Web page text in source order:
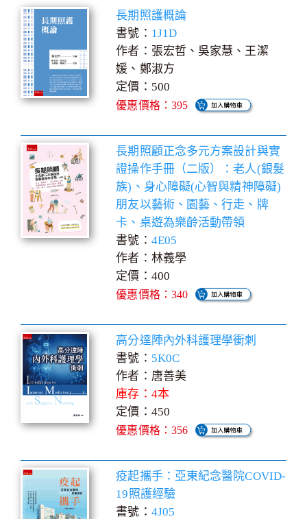
長期照護概論
書號： 1J1D
作者：張宏哲、吳家慧、王潔
媛、鄭淑方
定價：500
優惠價格：395
長期照顧正念多元方案設計與實
證操作手冊（二版）：老人(銀髮
族)、身心障礙(心智與精神障礙)
朋友以藝術、園藝、行走、牌
卡、桌遊為樂齡活動帶領
書號： 4E05
作者：林義學
定價：400
優惠價格：340
高分達陣內外科護理學衝刺
書號： 5K0C
作者：唐善美
庫存：4本
定價：450
優惠價格：356
疫起攜手：亞東紀念醫院COVID-
19照護經驗
書號： 4J05